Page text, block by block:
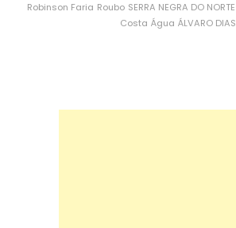
Robinson Faria Roubo SERRA NEGRA DO NORTE
Costa Água ÁLVARO DIAS